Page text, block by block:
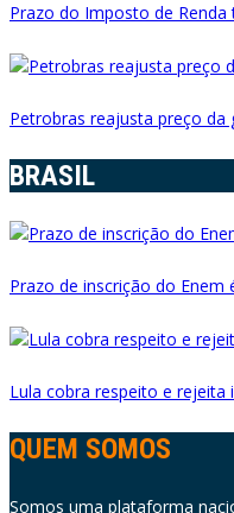
Prazo do Imposto de Renda
Petrobras reajusta preço da
BRASIL
Prazo de inscrição do
Lula cobra respeito e rejeita
QUEM SOMOS
Somos uma plataforma